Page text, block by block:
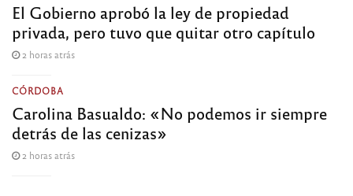
El Gobierno aprobó la ley de propiedad
privada, pero tuvo que quitar otro capítulo
2 horas atrás
CÓRDOBA
Carolina Basualdo: «No podemos ir siempre
detrás de las cenizas»
2 horas atrás